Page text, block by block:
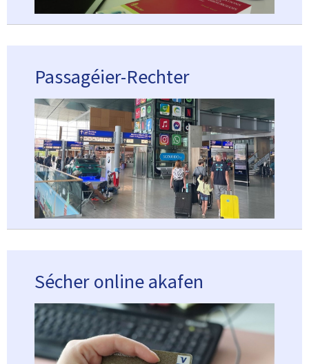
Passagéier-Rechter
Sécher online akafen